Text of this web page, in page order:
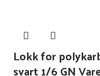
Lokk for
svart 1/6 GN